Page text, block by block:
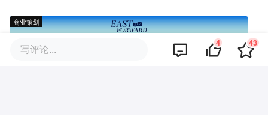
商业策划
写评论... 4 43